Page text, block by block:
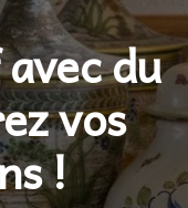
du
vos
!